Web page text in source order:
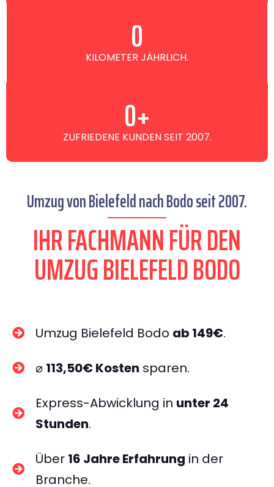
KILOMETER JÄHRLICH.
0
ZUFRIEDENE KUNDEN SEIT 2007.
0+
Umzug von Bielefeld nach Bodo seit 2007.
IHR FACHMANN FÜR DEN
UMZUG BIELEFELD BODO
Umzug Bielefeld Bodo ab 149€.
⌀ 113,50€ Kosten sparen.
Express-Abwicklung in unter 24
Stunden.
Über 16 Jahre Erfahrung in der
Branche.